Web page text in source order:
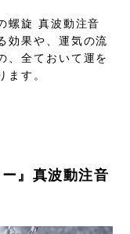
螺旋 真波動注音
効果や、運気の流
、全ておいて運を
ます。
』真波動注音